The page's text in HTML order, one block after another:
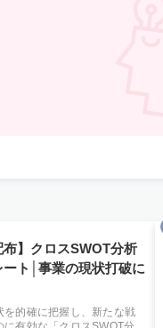
布】クロスSWOT分析
ート│事業の現状打破に
を的確に把握し、新たな戦